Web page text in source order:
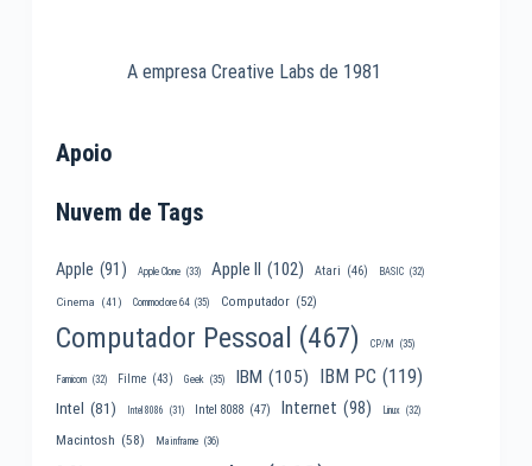
A empresa Creative Labs de 1981
Apoio
Nuvem de Tags
Apple (91) Apple Clone (33) Apple II (102) Atari (46) BASIC (32)
Cinema (41) Commodore 64 (35) Computador (52)
Computador Pessoal (467) CP/M (35)
Famicom (32) Filme (43) Geek (35) IBM (105) IBM PC (119)
Intel (81) Intel 8086 (31) Intel 8088 (47) Internet (98) Linux (32)
Macintosh (58) Mainframe (36)